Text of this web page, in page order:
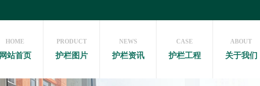
HOME
网站首页
PRODUCT
护栏图片
NEWS
护栏资讯
CASE
护栏工程
ABOUT
关于我们